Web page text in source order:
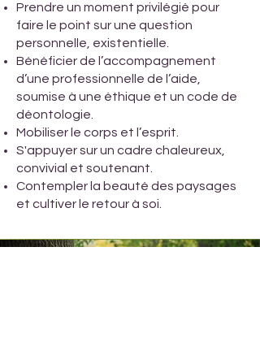
Prendre un moment privilégié pour
faire le point sur une question
personnelle, existentielle.
Bénéficier de l’accompagnement
d’une professionnelle de l’aide,
soumise à une éthique et un code de
déontologie.
Mobiliser le corps et l’esprit.
S'appuyer sur un cadre chaleureux,
convivial et soutenant.
Contempler la beauté des paysages
et cultiver le retour à soi.